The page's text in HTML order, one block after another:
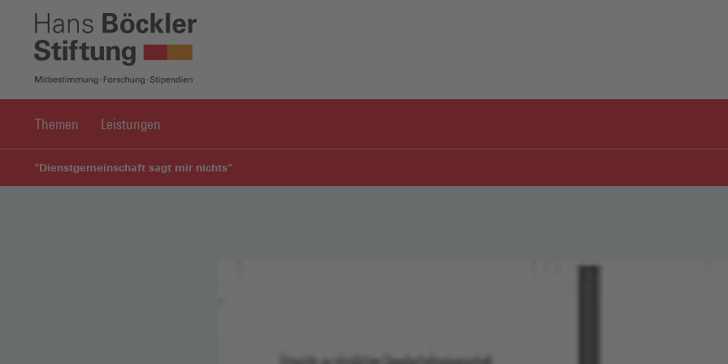
Themen Leistungen
"Dienstgemeinschaft sagt mir nichts"